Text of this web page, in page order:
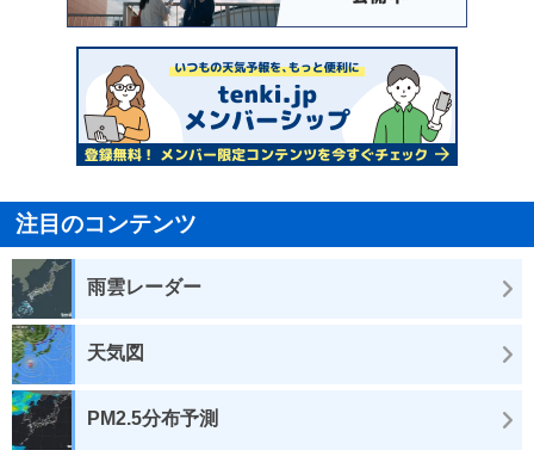
注目のコンテンツ
雨雲レーダー
天気図
PM2.5分布予測